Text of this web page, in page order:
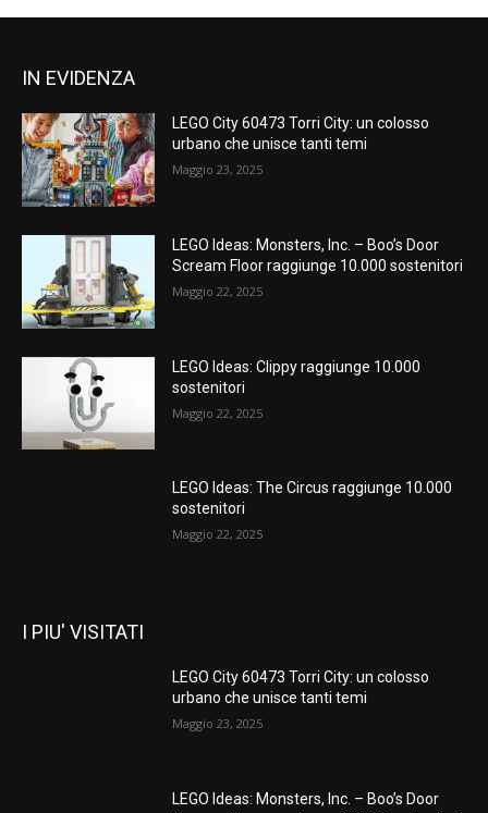
IN EVIDENZA
LEGO City 60473 Torri City: un colosso
urbano che unisce tanti temi
Maggio 23, 2025
LEGO Ideas: Monsters, Inc. – Boo’s Door
Scream Floor raggiunge 10.000 sostenitori
Maggio 22, 2025
LEGO Ideas: Clippy raggiunge 10.000
sostenitori
Maggio 22, 2025
LEGO Ideas: The Circus raggiunge 10.000
sostenitori
Maggio 22, 2025
I PIU' VISITATI
LEGO City 60473 Torri City: un colosso
urbano che unisce tanti temi
Maggio 23, 2025
LEGO Ideas: Monsters, Inc. – Boo’s Door